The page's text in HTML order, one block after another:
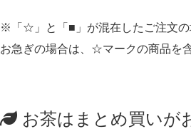
※「☆」と「■」が混在したご注文
お急ぎの場合は、☆マークの商品を
お茶はまとめ買いが